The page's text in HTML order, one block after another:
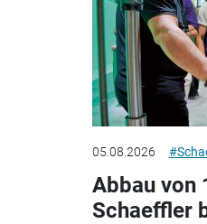
05.08.2026
Abbau von
Schaeffler